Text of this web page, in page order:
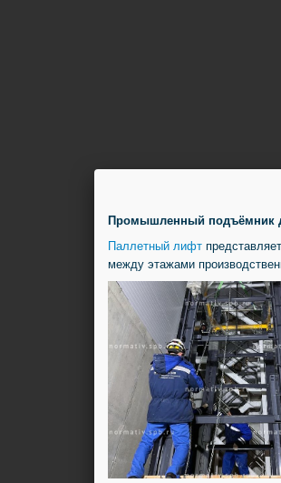
Промышленный подъёмник
Паллетный лифт
между этажами